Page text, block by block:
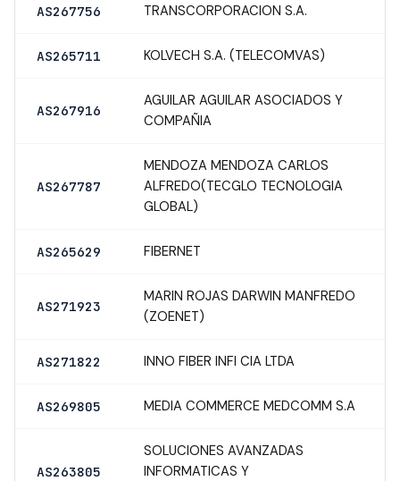
AS267756 TRANSCORPORACION S.A.
AS265711 KOLVECH S.A. (TELECOMVAS)
AS267916
AGUILAR AGUILAR ASOCIADOS Y
COMPAÑIA
AS267787
MENDOZA MENDOZA CARLOS
ALFREDO(TECGLO TECNOLOGIA
GLOBAL)
AS265629 FIBERNET
AS271923
MARIN ROJAS DARWIN MANFREDO
(ZOENET)
AS271822 INNO FIBER INFI CIA LTDA
AS269805 MEDIA COMMERCE MEDCOMM S.A
AS263805
SOLUCIONES AVANZADAS
INFORMATICAS Y